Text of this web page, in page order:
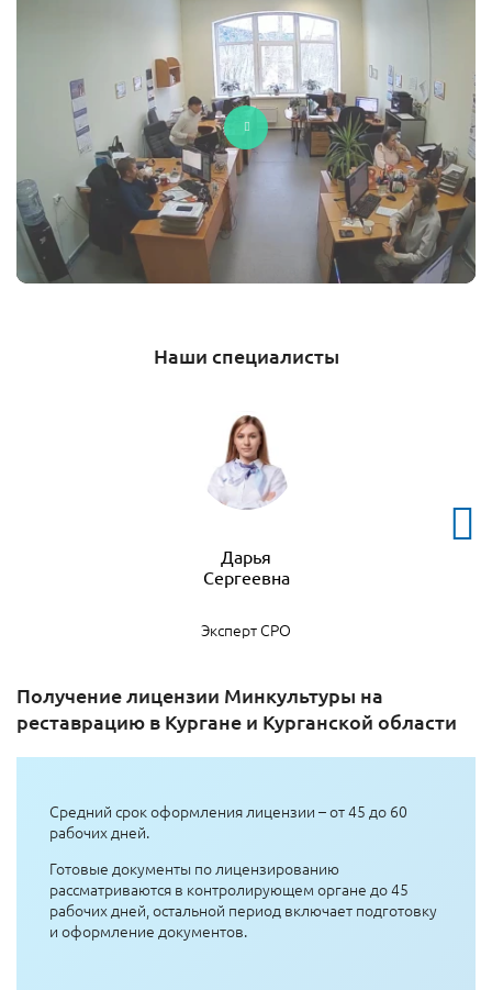
Наши специалисты
Дарья
Сергеевна
Эксперт СРО
Получение лицензии Минкультуры на
реставрацию в Кургане и Курганской области
Средний срок оформления лицензии – от 45 до 60
рабочих дней.
Готовые документы по лицензированию
рассматриваются в контролирующем органе до 45
рабочих дней, остальной период включает подготовку
и оформление документов.